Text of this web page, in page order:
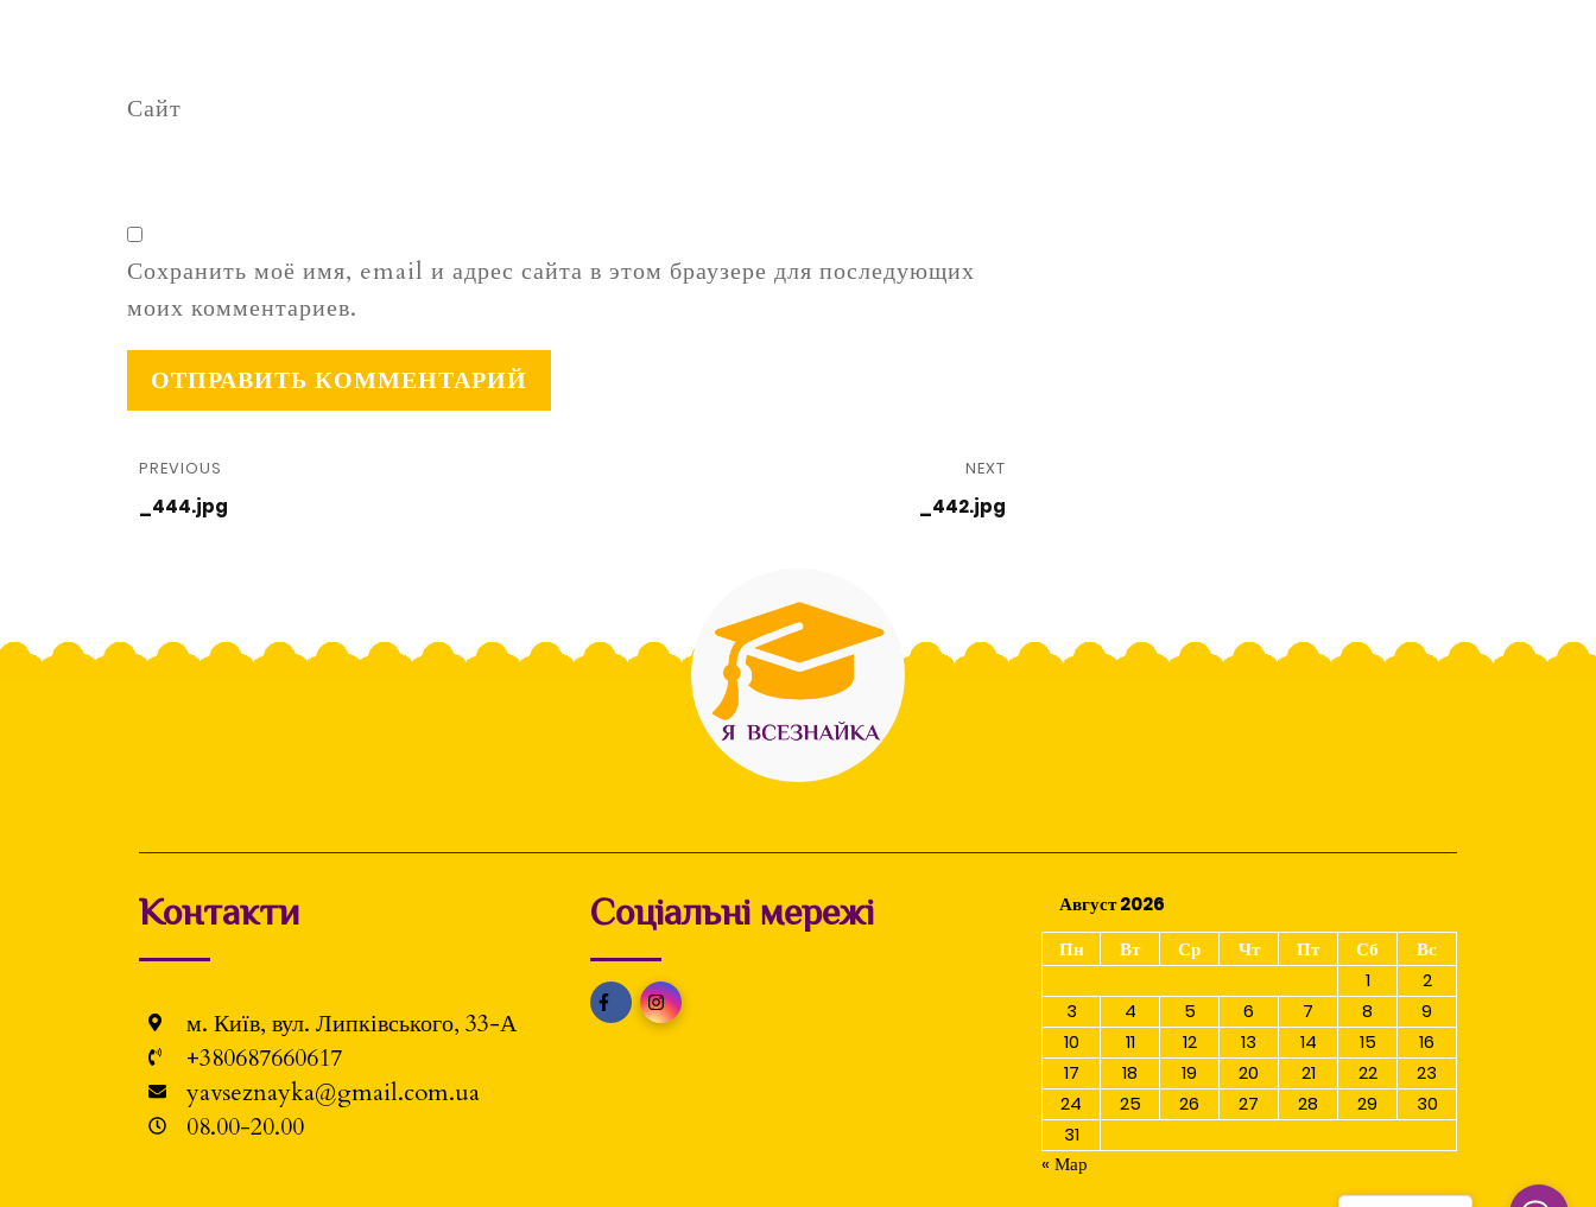
Сайт
Сохранить моё имя, email и адрес сайта в этом браузере для последующих
моих комментариев.
PREVIOUS
_444.jpg
NEXT
_442.jpg
Контакти
м. Київ, вул. Липківського, 33-А
+380687660617
yavseznayka@gmail.com.ua
08.00-20.00
Соціальні мережі
Август 2026
Пн
Вт Ср Чт Пт Сб
Вс
1
2
3
4 5 6 7 8
9
10
11 12 13 14 15
16
17
18 19 20 21 22
23
24
25 26 27 28 29
30
31
« Мар